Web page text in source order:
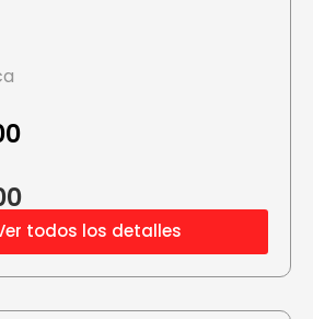
todos los detalles